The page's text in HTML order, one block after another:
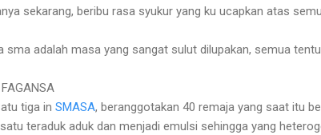
sekarang, beribu rasa syukur yang ku ucapkan atas
sma adalah masa yang sangat sulut dilupakan, semua
tiga in SMASA, beranggotakan 40 remaja yang saat itu
teraduk aduk dan menjadi emulsi sehingga yang